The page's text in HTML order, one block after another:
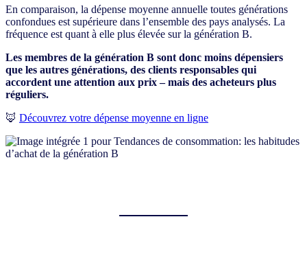
En comparaison, la dépense moyenne annuelle toutes générations
confondues est supérieure dans l’ensemble des pays analysés. La
fréquence est quant à elle plus élevée sur la génération B.
Les membres de la génération B sont donc moins dépensiers
que les autres générations, des clients responsables qui
accordent une attention aux prix – mais des acheteurs plus
réguliers.
🦊 Découvrez votre dépense moyenne en ligne